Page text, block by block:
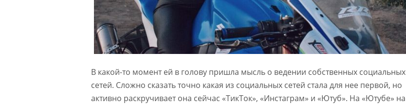
В какой-то момент ей в голову пришла мысль о ведении собственных социальных
сетей. Сложно сказать точно какая из социальных сетей стала для нее первой, но
активно раскручивает она сейчас «ТикТок», «Инстаграм» и «Ютуб». На «Ютубе» на